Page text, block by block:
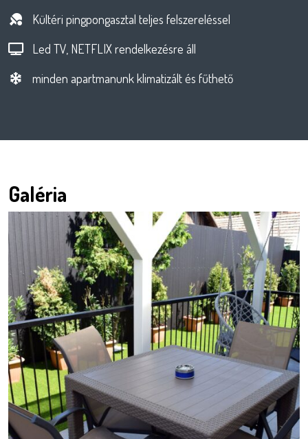
Kültéri pingpongasztal teljes felszereléssel
Led TV, NETFLIX rendelkezésre áll
minden apartmanunk klimatizált és fűthető
Galéria